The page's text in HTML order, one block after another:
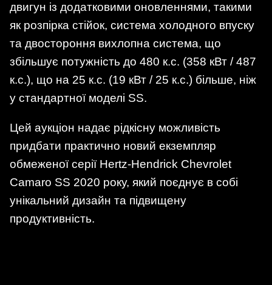
двигун із додатковими оновленнями, такими
як розпірка стійок, система холодного впуску
та двостороння вихлопна система, що
збільшує потужність до 480 к.с. (358 кВт / 487
к.с.), що на 25 к.с. (19 кВт / 25 к.с.) більше, ніж
у стандартної моделі SS.
Цей аукціон надає рідкісну можливість
придбати практично новий екземпляр
обмеженої серії Hertz-Hendrick Chevrolet
Camaro SS 2020 року, який поєднує в собі
унікальний дизайн та підвищену
продуктивність.